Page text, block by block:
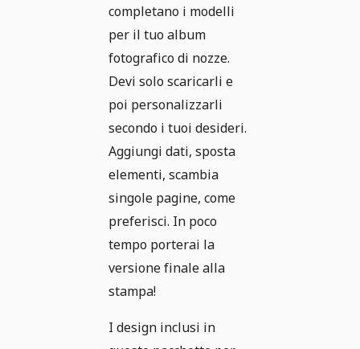
completano i modelli
per il tuo album
fotografico di nozze.
Devi solo scaricarli e
poi personalizzarli
secondo i tuoi desideri.
Aggiungi dati, sposta
elementi, scambia
singole pagine, come
preferisci. In poco
tempo porterai la
versione finale alla
stampa!
I design inclusi in